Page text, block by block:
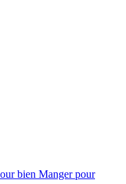
bien Manger pour